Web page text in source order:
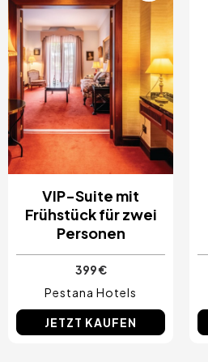
VIP-Suite mit
Frühstück für zwei
Personen
399 €
Pestana Hotels
JETZT KAUFEN